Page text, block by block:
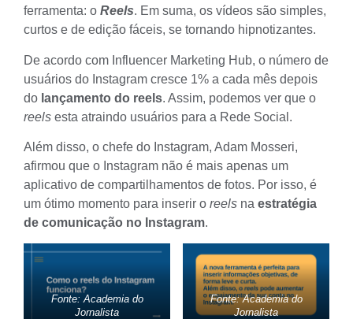
ferramenta: o Reels. Em suma, os vídeos são simples,
curtos e de edição fáceis, se tornando hipnotizantes.
De acordo com Influencer Marketing Hub, o número de
usuários do Instagram cresce 1% a cada mês depois
do lançamento do reels. Assim, podemos ver que o
reels esta atraindo usuários para a Rede Social .
Além disso, o chefe do Instagram, Adam Mosseri,
afirmou que o Instagram não é mais apenas um
aplicativo de compartilhamentos de fotos. Por isso, é
um ótimo momento para inserir o reels na estratégia
de comunicação no Instagram.
Fonte: Academia do
Jornalista
Fonte: Academia do
Jornalista